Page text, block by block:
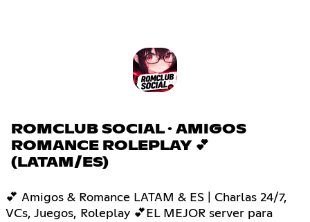
ROMCLUB SOCIAL · AMIGOS
ROMANCE ROLEPLAY 💕
(LATAM/ES)
💕 Amigos & Romance LATAM & ES | Charlas 24/7,
VCs, Juegos, Roleplay 💕EL MEJOR server para